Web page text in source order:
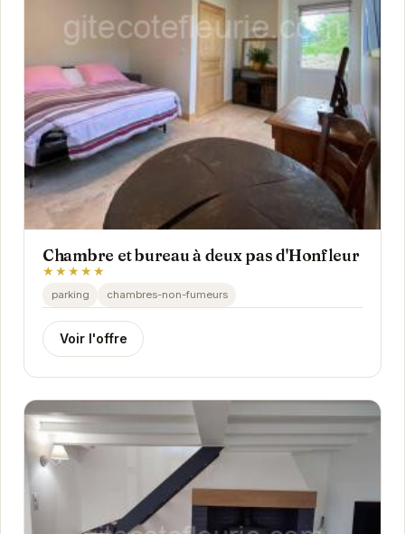
Chambre et bureau à deux pas d'Honfleur
★★★★★
parking chambres-non-fumeurs
Voir l'offre